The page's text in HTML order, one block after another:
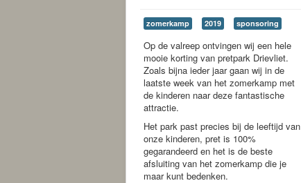
zomerkamp 2019 sponsoring
Op de valreep ontvingen wij een hele
mooie korting van pretpark Drievliet.
Zoals bijna ieder jaar gaan wij in de
laatste week van het zomerkamp met
de kinderen naar deze fantastische
attractie.
Het park past precies bij de leeftijd van
onze kinderen, pret is 100%
gegarandeerd en het is de beste
afsluiting van het zomerkamp die je
maar kunt bedenken.